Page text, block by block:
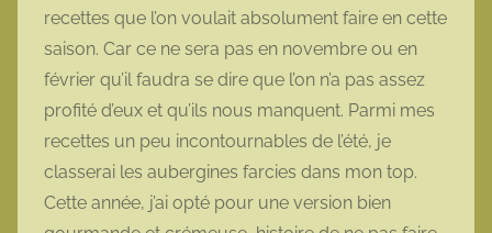
recettes que l’on voulait absolument faire en cette
saison. Car ce ne sera pas en novembre ou en
février qu’il faudra se dire que l’on n’a pas assez
profité d’eux et qu’ils nous manquent. Parmi mes
recettes un peu incontournables de l’été, je
classerai les aubergines farcies dans mon top.
Cette année, j’ai opté pour une version bien